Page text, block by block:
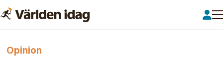
Opinion